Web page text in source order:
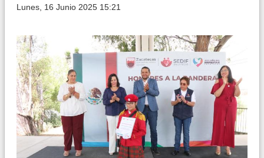
Lunes, 16 Junio 2025 15:21